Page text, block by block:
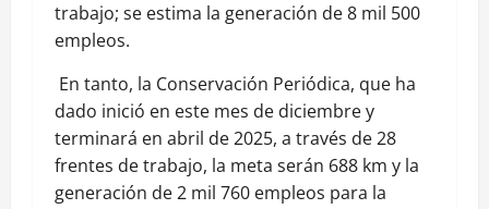
trabajo; se estima la generación de 8 mil 500
empleos.
En tanto, la Conservación Periódica, que ha
dado inició en este mes de diciembre y
terminará en abril de 2025, a través de 28
frentes de trabajo, la meta serán 688 km y la
generación de 2 mil 760 empleos para la